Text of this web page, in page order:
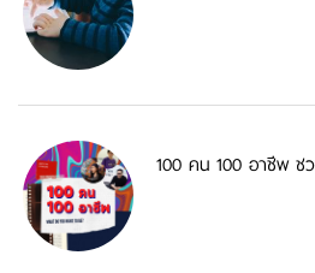
100 คน 100 อาชีพ ช